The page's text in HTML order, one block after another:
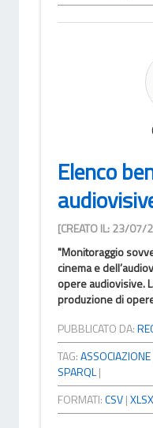
Elenco
[CREATO IL: 23/
"Monitoraggio
cinema e
opere audiovisive.
produzione di
PUBBLICATO DA:
TAG:ASSOCIAZIONE
SPARQL|
FORMATI:CSV|XLSX